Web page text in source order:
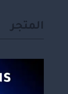
المتجر